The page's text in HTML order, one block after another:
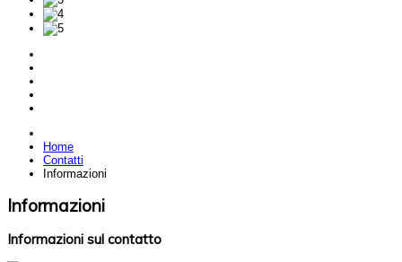
Home
Contatti
Informazioni
Informazioni
Informazioni sul contatto